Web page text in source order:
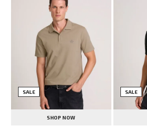
SALE
SHOP NOW
SALE